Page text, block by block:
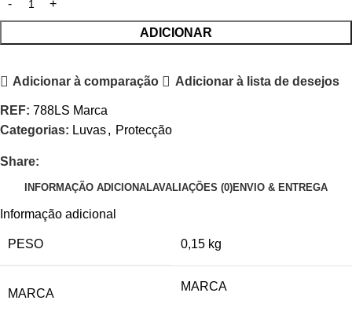
ADICIONAR
Adicionar à comparação Adicionar à lista de desejos
REF: 788LS Marca
Categorias: Luvas, Protecção
Share:
INFORMAÇÃO ADICIONALAVALIAÇÕES (0)ENVIO & ENTREGA
Informação adicional
PESO 0,15 kg
MARCA
MARCA